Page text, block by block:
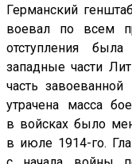
Германский
воевал по всем
отступления
западные части
часть
утрачена масса
в войсках было
в июле 1914-го.